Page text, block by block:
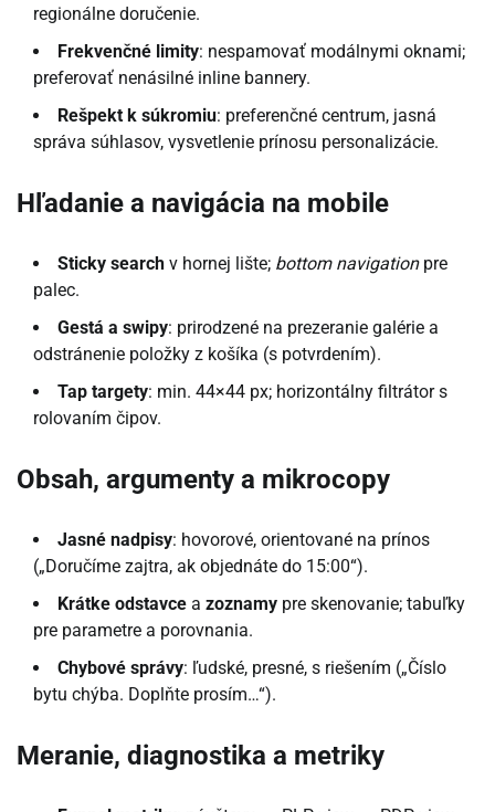
regionálne doručenie.
Frekvenčné limity: nespamovať modálnymi oknami;
preferovať nenásilné inline bannery.
Rešpekt k súkromiu: preferenčné centrum, jasná
správa súhlasov, vysvetlenie prínosu personalizácie.
Hľadanie a navigácia na mobile
Sticky search v hornej lište; bottom navigationpre
palec.
Gestá a swipy: prirodzené na prezeranie galérie a
odstránenie položky z košíka (s potvrdením).
Tap targety: min. 44×44 px; horizontálny filtrátor s
rolovaním čipov.
Obsah, argumenty a mikrocopy
Jasné nadpisy: hovorové, orientované na prínos
(„Doručíme zajtra, ak objednáte do 15:00“).
Krátke odstavce a zoznamy pre skenovanie; tabuľky
pre parametre a porovnania.
Chybové správy: ľudské, presné, s riešením („Číslo
bytu chýba. Doplňte prosím…“).
Meranie, diagnostika a metriky